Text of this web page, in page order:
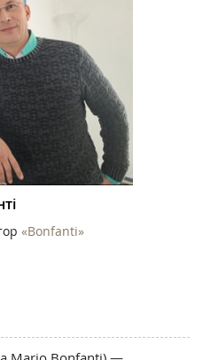
«Bonfanti»